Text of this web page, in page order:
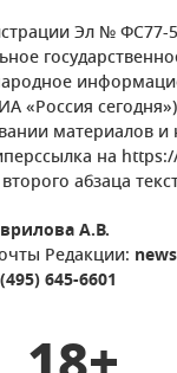
Эл № ФС77-
«Россия
материалов и
на
абзаца
А.В.
Редакции:
645-6601